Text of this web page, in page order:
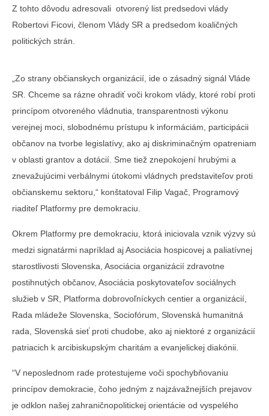
Z tohto dôvodu adresovali otvorený list predsedovi vlády
Robertovi Ficovi, členom Vlády SR a predsedom koaličných
politických strán.
„Zo strany občianskych organizácií, ide o zásadný signál Vláde
SR. Chceme sa rázne ohradiť voči krokom vlády, ktoré robí proti
princípom otvoreného vládnutia, transparentnosti výkonu
verejnej moci, slobodnému prístupu k informáciám, participácii
občanov na tvorbe legislatívy, ako aj diskriminačným opatreniam
v oblasti grantov a dotácií. Sme tiež znepokojení hrubými a
znevažujúcimi verbálnymi útokomi vládnych predstaviteľov proti
občianskemu sektoru,“ konštatoval Filip Vagač, Programový
riaditeľ Platformy pre demokraciu.
Okrem Platformy pre demokraciu, ktorá iniciovala vznik výzvy sú
medzi signatármi napríklad aj Asociácia hospicovej a paliatívnej
starostlivosti Slovenska, Asociácia organizácií zdravotne
postihnutých občanov, Asociácia poskytovateľov sociálnych
služieb v SR, Platforma dobrovoľníckych centier a organizácií,
Rada mládeže Slovenska, Sociofórum, Slovenská humanitná
rada, Slovenská sieť proti chudobe, ako aj niektoré z organizácií
patriacich k arcibiskupským charitám a evanjelickej diakónii.
“V neposlednom rade protestujeme voči spochybňovaniu
princípov demokracie, čoho jedným z najzávažnejších prejavov
je odklon našej zahraničnopolitickej orientácie od vyspelého